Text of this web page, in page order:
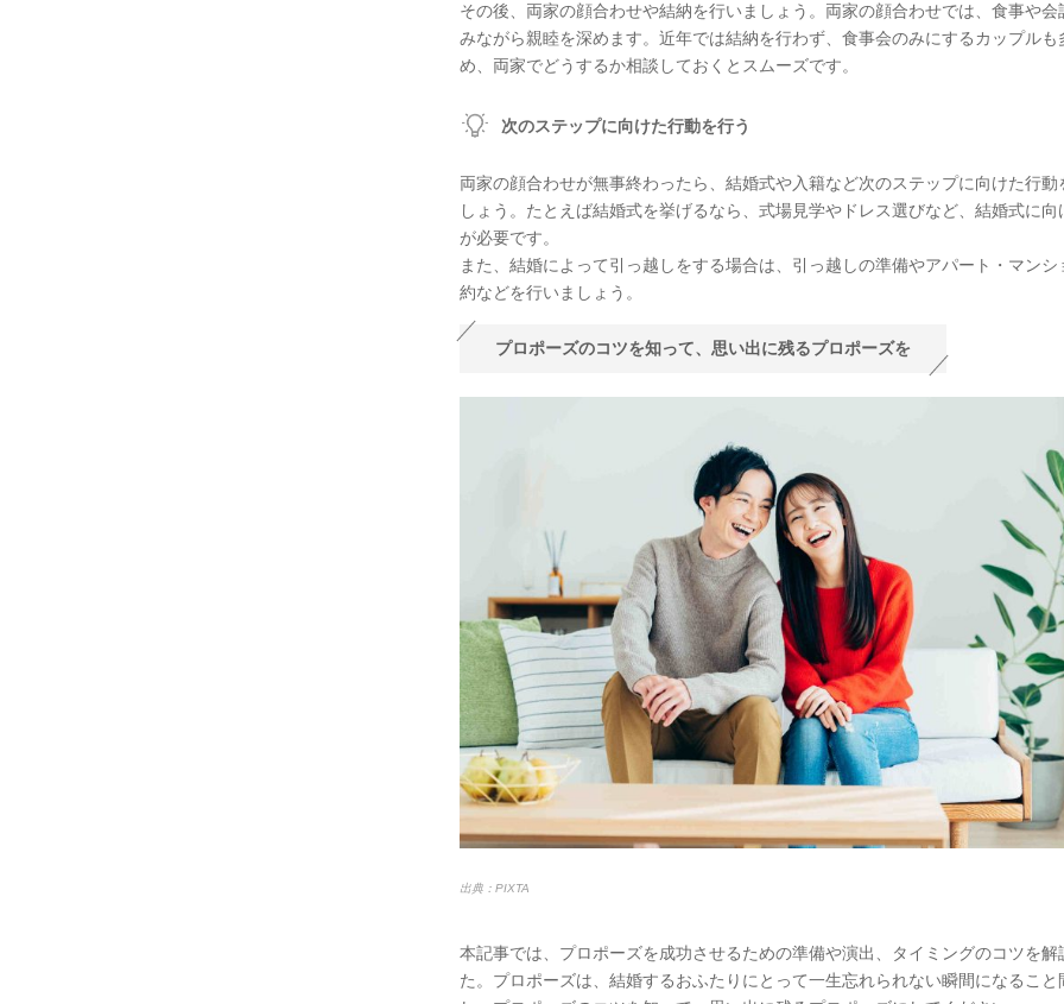
その後、両家の顔合わせや結納を行いましょう。両家の顔合わせでは、食事や会
みながら親睦を深めます。近年では結納を行わず、食事会のみにするカップルも
め、両家でどうするか相談しておくとスムーズです。
次のステップに向けた行動を行う
両家の顔合わせが無事終わったら、結婚式や入籍など次のステップに向けた行動
しょう。たとえば結婚式を挙げるなら、式場見学やドレス選びなど、結婚式に向
が必要です。
また、結婚によって引っ越しをする場合は、引っ越しの準備やアパート・マンシ
約などを行いましょう。
プロポーズのコツを知って、思い出に残るプロポーズを
出典：PIXTA
本記事では、プロポーズを成功させるための準備や演出、タイミングのコツを解
た。プロポーズは、結婚するおふたりにとって一生忘れられない瞬間になること